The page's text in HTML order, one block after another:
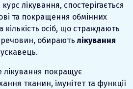
лікування, спостерігається
та покращення обмінних
кількість осіб, що страждають
обираютьлікування
лікування покращує
тканин, імунітет та функції